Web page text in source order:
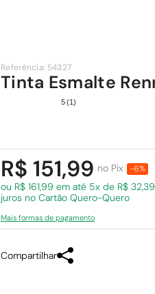
Referência: 54327
Tinta Esmalte
5(1)
R$ 151,99 no Pix -6%
ou R$ 161,99 em até 5x de R$
juros no Cartão Quero-Quero
Mais formas de pagamento
Compartilhar